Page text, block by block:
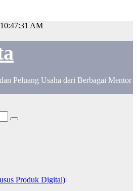
10:47:32 AM
Peluang Usaha dari Berbagai Mentor
Produk Digital)